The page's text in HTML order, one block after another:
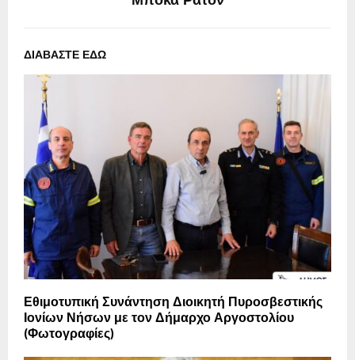
ΔΙΑΒΑΣΤΕ ΕΔΩ
Εθιμοτυπική Συνάντηση Διοικητή Πυροσβεστικής
Ιονίων Νήσων με τον Δήμαρχο Αργοστολίου
(Φωτογραφίες)